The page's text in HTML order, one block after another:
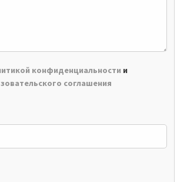
конфиденциальности и
соглашения